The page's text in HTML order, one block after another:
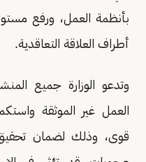
بأنظمة العمل، ورفع
أطراف العلاقة التعاقدية.
وتدعو الوزارة جميع
العمل غير الموثقة
قوى، وذلك لضمان